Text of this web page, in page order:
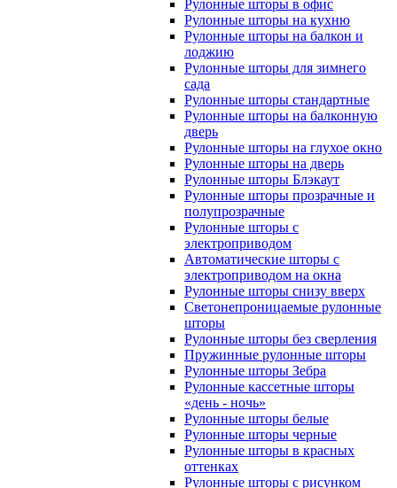
Рулонные шторы в офис
Рулонные шторы на кухню
Рулонные шторы на балкон и
лоджию
Рулонные шторы для зимнего
сада
Рулонные шторы стандартные
Рулонные шторы на балконную
дверь
Рулонные шторы на глухое окно
Рулонные шторы на дверь
Рулонные шторы Блэкаут
Рулонные шторы прозрачные и
полупрозрачные
Рулонные шторы с
электроприводом
Автоматические шторы с
электроприводом на окна
Рулонные шторы снизу вверх
Светонепроницаемые рулонные
шторы
Рулонные шторы без сверления
Пружинные рулонные шторы
Рулонные шторы Зебра
Рулонные кассетные шторы
«день - ночь»
Рулонные шторы белые
Рулонные шторы черные
Рулонные шторы в красных
оттенках
Рулонные шторы с рисунком